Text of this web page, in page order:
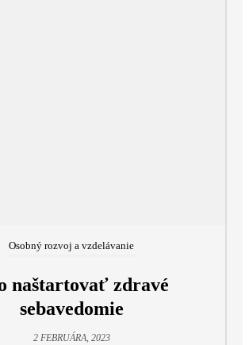
Osobný rozvoj a vzdelávanie
naštartovať zdravé
sebavedomie
2 FEBRUÁRA, 2023